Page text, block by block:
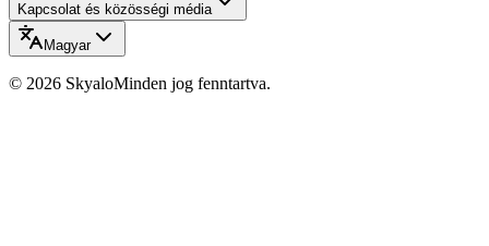
Kapcsolat és közösségi média
Magyar
© 2026 SkyaloMinden jog fenntartva.